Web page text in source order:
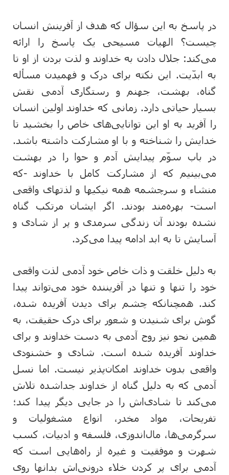
در پاسخ به این سؤال که هدف از آفرینش انسان
چیست؟ الهیات مسیحی یک پاسخ را ارائه
می‌کند: جلال دادن به خداوند و لذت بردن از او تا
به ابدّیت. این نکته برای درک و فهمیدن مسأله
گناه، بهشت، جهنم و رستگاری آدمی نقش
بسیار حیاتی دارد. زمانی که خداوند اولین انسان
را آفرید به او این توانایی‌های خاص را بخشید تا
خدایش را شناخته و با او مشارکت داشته باشد.
در باب سوّم پیدایش آدم و حوا را در بهشت
می‌بینیم که از مشارکت کامل با خداوند -که
منشاء و سرچشمه همه نیکیها و لذتهای واقعی
است- بهره‌مند بودند. اگر ایشان مرتکب گناه
نشده بودند آن زندگی سرمدی و پر از شادی و
آسایش تا به ابد ادامه پیدا می‌کرد.
به دلیل خلقت و ذات خاص خود آدمی لذت واقعی
خود را تنها و تنها در آفریننده خود می‌تواند پیدا
کند. همچنانکه چشم برای دیدن آفریده شده،
گوش برای شنیدن و شعور برای درک حقیقت، به
همین نحو نیز روح آدمی به دست خداوند و برای
خداوند آفریده شده است. شادی و خشنودی
واقعی بدون خداوند امکان‌پذیر نیست. اما نسل
آدمی که به دلیل گناه از خداوند جداشده تلاش
می‌کند تا شادی‌اش را در جایی دیگر پیدا کند؛
تفریحات، مواد مخدر، انواع مشغولیات و
سرگرمی‌ها، مال‌اندوزی، فلسفه و ادبیات، کسب
شهرت و موفقیت و غیره از راه‌هایی است که
آدمی برای پر کردن خلاء درونی‌اش بدانها روی